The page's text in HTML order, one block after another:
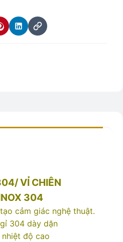
VỈ CHIÊN
304
cảm giác nghệ thuật.
304 dày dặn
độ cao